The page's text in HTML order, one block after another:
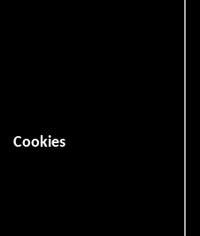
Cookies
,Guerra